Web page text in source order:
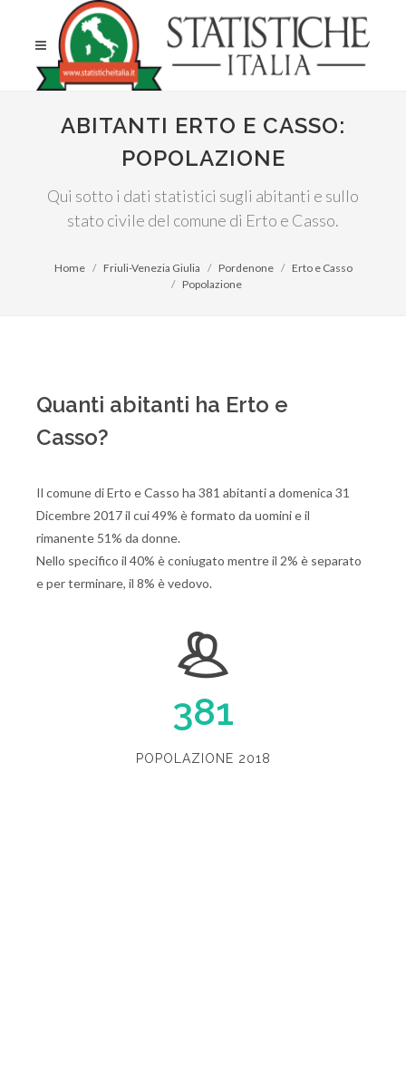
ABITANTI ERTO E CASSO:
POPOLAZIONE
Qui sotto i dati statistici sugli abitanti e sullo
stato civile del comune di Erto e Casso.
Home Friuli-Venezia Giulia Pordenone
Erto e Casso
Popolazione
Quanti abitanti ha Erto e
Casso?
Il comune di Erto e Casso ha 381 abitanti a domenica 31
Dicembre 2017 il cui 49% è formato da uomini e il
rimanente 51% da donne.
Nello specifico il 40% è coniugato mentre il 2% è separato
e per terminare, il 8% è vedovo.
381
POPOLAZIONE 2018